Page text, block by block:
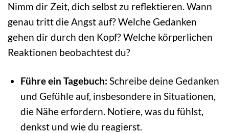
Nimm dir Zeit, dich selbst zu reflektieren. Wann
genau tritt die Angst auf? Welche Gedanken
gehen dir durch den Kopf? Welche körperlichen
Reaktionen beobachtest du?
Führe ein Tagebuch: Schreibe deine Gedanken
und Gefühle auf, insbesondere in Situationen,
die Nähe erfordern. Notiere, was du fühlst,
denkst und wie du reagierst.